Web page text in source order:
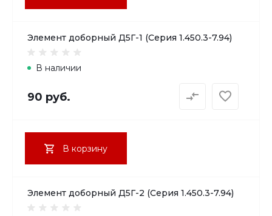
Элемент доборный Д5Г-1 (Серия 1.450.3-7.94)
В наличии
90 руб.
В корзину
Элемент доборный Д5Г-2 (Серия 1.450.3-7.94)